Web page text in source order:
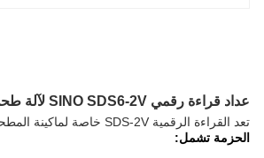
عداد قراءة رقمي SINO SDS6-2V لآلة طحن ذات محورين
تعد القراءة الرقمية SDS-2V خاصة لماكينة المطحنة ذات المحورين.
الحزمة تشمل: